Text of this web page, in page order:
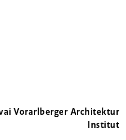
Vorarlberger Architektur
Institut